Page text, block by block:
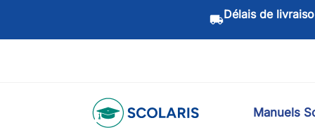
local_shippingDélais de
Manuels